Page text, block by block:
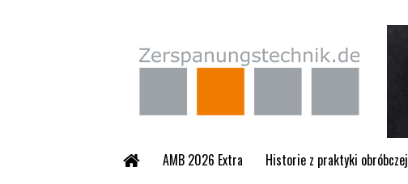
Zerspanungstechnik.de
AMB 2026 Extra Historie z praktyki obróbczej